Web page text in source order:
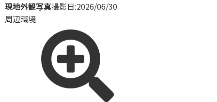
現地外観写真撮影日:2026/06/30
周辺環境